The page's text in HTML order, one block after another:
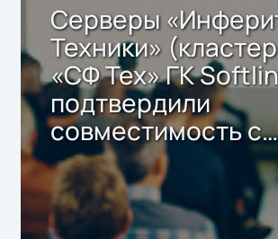
Серверы
Техники» (кластер
«СФ Тех» ГК
подтвердили
совместимость с
решением Sharx
Storage 2.x для
хранения данных